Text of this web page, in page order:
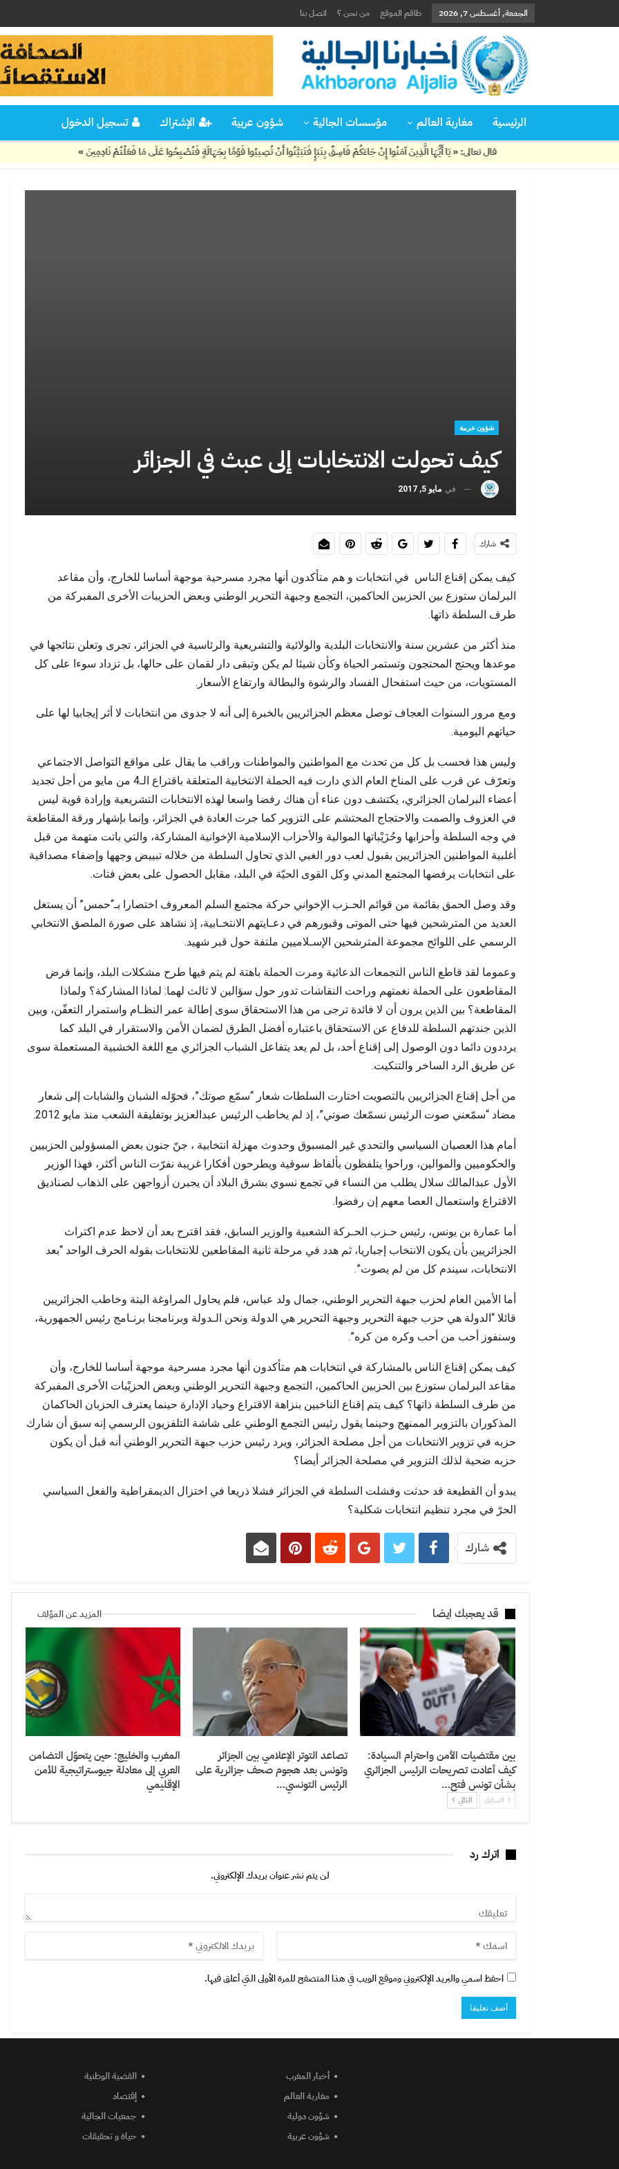
الجمعة, أغسطس 7, 2026 طاقم الموقع من نحن ؟ اتصل بنا
الرئيسية مغاربة العالم مؤسسات الجالية شؤون عربية الإشتراك تسجيل الدخول
قال تعالى: « يَا أَيُّهَا الَّذِينَ آمَنُوا إِنْ جَاءَكُمْ فَاسِقٌ بِنَبَإٍ فَتَبَيَّنُوا أَنْ تُصِيبُوا قَوْمًا بِجَهَالَةٍ فَتُصْبِحُوا عَلَى مَا فَعَلْتُمْ نَادِمِينَ »
شؤون عربية
كيف تحولت الانتخابات إلى عبث في الجزائر
في مايو 5, 2017
شارك
كيف يمكن إقناع الناس في انتخابات و هم متأكدون أنها مجرد مسرحية موجهة أساسا للخارج، وأن مقاعد
البرلمان ستوزع بين الحزبين الحاكمين، التجمع وجبهة التحرير الوطني وبعض الحزيبات الأخرى المفبركة من
طرف السلطة ذاتها.
منذ أكثر من عشرين سنة والانتخابات البلدية والولائية والتشريعية والرئاسية في الجزائر، تجرى وتعلن نتائجها في
موعدها ويحتج المحتجون وتستمر الحياة وكأن شيئا لم يكن وتبقى دار لقمان على حالها، بل تزداد سوءا على كل
المستويات، من حيث استفحال الفساد والرشوة والبطالة وارتفاع الأسعار.
ومع مرور السنوات العجاف توصل معظم الجزائريين بالخبرة إلى أنه لا جدوى من انتخابات لا أثر إيجابيا لها على
حياتهم اليومية.
وليس هذا فحسب بل كل من تحدث مع المواطنين والمواطنات وراقب ما يقال على مواقع التواصل الاجتماعي
وتعرّف عن قرب على المناخ العام الذي دارت فيه الحملة الانتخابية المتعلقة باقتراع الـ4 من مايو من أجل تجديد
أعضاء البرلمان الجزائري، يكتشف دون عناء أن هناك رفضا واسعا لهذه الانتخابات التشريعية وإرادة قوية ليس
في العزوف والصمت والاحتجاج المحتشم على التزوير كما جرت العادة في الجزائر، وإنما بإشهار ورقة المقاطعة
في وجه السلطة وأحزابها وحُزَيْباتها الموالية والأحزاب الإسلامية الإخوانية المشاركة، والتي باتت متهمة من قبل
أغلبية المواطنين الجزائريين بقبول لعب دور الغبي الذي تحاول السلطة من خلاله تبييض وجهها وإضفاء مصداقية
على انتخابات يرفضها المجتمع المدني وكل القوى الحيّة في البلد، مقابل الحصول على بعض فتات.
وقد وصل الحمق بقائمة من قوائم الحـزب الإخواني حركة مجتمع السلم المعروف اختصارا بـ“حمس” أن يستغل
العديد من المترشحين فيها حتى الموتى وقبورهم في دعـايتهم الانتخـابية، إذ نشاهد على صورة الملصق الانتخابي
الرسمي على اللوائح مجموعة المترشحين الإسـلاميين ملتفة حول قبر شهيد.
وعموما لقد قاطع الناس التجمعات الدعائية ومرت الحملة باهتة لم يتم فيها طرح مشكلات البلد، وإنما فرض
المقاطعون على الحملة نغمتهم وراحت النقاشات تدور حول سؤالين لا ثالث لهما: لماذا المشاركة؟ ولماذا
المقاطعة؟ بين الذين يرون أن لا فائدة ترجى من هذا الاستحقاق سوى إطالة عمر النظـام واستمرار التعفّن، وبين
الذين جندتهم السلطة للدفاع عن الاستحقاق باعتباره أفضل الطرق لضمان الأمن والاستقرار في البلد كما
يرددون دائما دون الوصول إلى إقناع أحد، بل لم يعد يتفاعل الشباب الجزائري مع اللغة الخشبية المستعملة سوى
عن طريق الرد الساخر والتنكيت.
من أجل إقناع الجزائريين بالتصويت اختارت السلطات شعار “سمّع صوتك”، فحوّله الشبان والشابات إلى شعار
مضاد “سمّعني صوت الرئيس نسمّعك صوتي”، إذ لم يخاطب الرئيس عبدالعزيز بوتفليقة الشعب منذ مايو 2012.
أمام هذا العصيان السياسي والتحدي غير المسبوق وحدوث مهزلة انتخابية ، جنّ جنون بعض المسؤولين الحزبيين
والحكوميين والموالين، وراحوا يتلفظون بألفاظ سوقية ويطرحون أفكارا غريبة نفرّت الناس أكثر، فهذا الوزير
الأول عبدالمالك سلال يطلب من النساء في تجمع نسوي بشرق البلاد أن يجبرن أزواجهن على الذهاب لصناديق
الاقتراع واستعمال العصا معهم إن رفضوا.
أما عمارة بن يونس، رئيس حـزب الحـركة الشعبية والوزير السابق، فقد اقترح بعد أن لاحظ عدم اكتراث
الجزائريين بأن يكون الانتخاب إجباريا، ثم هدد في مرحلة ثانية المقاطعين للانتخابات بقوله الحرف الواحد “بعد
الانتخابات، سيندم كل من لم يصوت”.
أما الأمين العام لحزب جبهة التحرير الوطني، جمال ولد عباس، فلم يحاول المراوغة البتة وخاطب الجزائريين
قائلا “الدولة هي حزب جبهة التحرير وجبهة التحرير هي الدولة ونحن الـدولة وبرنامجنا برنـامج رئيس الجمهورية،
وسنفوز أحب من أحب وكره من كره”.
كيف يمكن إقناع الناس بالمشاركة في انتخابات هم متأكدون أنها مجرد مسرحية موجهة أساسا للخارج، وأن
مقاعد البرلمان ستوزع بين الحزبين الحاكمين، التجمع وجبهة التحرير الوطني وبعض الحزيْبات الأخرى المفبركة
من طرف السلطة ذاتها؟ كيف يتم إقناع الناخبين بنزاهة الاقتراع وحياد الإدارة حينما يعترف الحزبان الحاكمان
المذكوران بالتزوير الممنهج وحينما يقول رئيس التجمع الوطني على شاشة التلفزيون الرسمي إنه سبق أن شارك
حزبه في تزوير الانتخابات من أجل مصلحة الجزائر، ويرد رئيس حزب جبهة التحرير الوطني أنه قبل أن يكون
حزبه ضحية لذلك التزوير في مصلحة الجزائر أيضا؟
يبدو أن القطيعة قد حدثت وفشلت السلطة في الجزائر فشلا ذريعا في اختزال الديمقراطية والفعل السياسي
الحرّ في مجرد تنظيم انتخابات شكلية؟
شارك
قد يعجبك ايضا المزيد عن المؤلف
بين مقتضيات الأمن واحترام السيادة:
كيف أعادت تصريحات الرئيس الجزائري
بشأن تونس فتح…
تصاعد التوتر الإعلامي بين الجزائر
وتونس بعد هجوم صحف جزائرية على
الرئيس التونسي…
المغرب والخليج: حين يتحوّل التضامن
العربي إلى معادلة جيوستراتيجية للأمن
الإقليمي
السابق التالي
اترك رد
لن يتم نشر عنوان بريدك الإلكتروني.
احفظ اسمي والبريد الإلكتروني وموقع الويب في هذا المتصفح للمرة الأولى التي أعلق فيها.
أخبار المغرب
مغاربة العالم
شؤون دولية
شؤون عربية
القضية الوطنية
إقتصاد
جمعيات الجالية
حياة و تحقيقات